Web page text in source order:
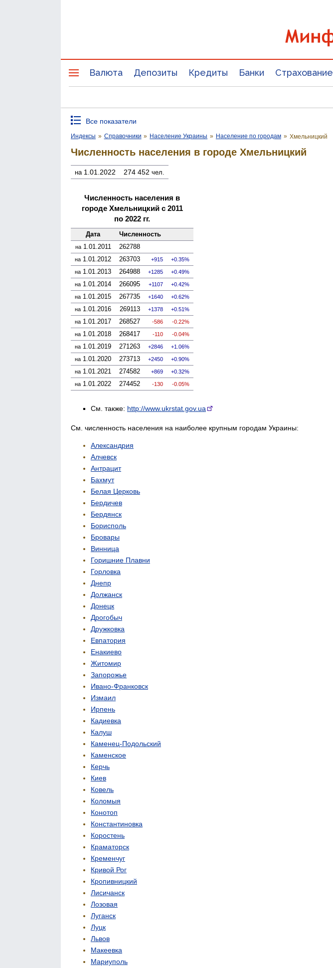
Валюта Депозиты Кредиты Банки Страхование
Все показатели
Индексы » Справочники » Население Украины » Население по городам » Хмельницкий
Численность населения в городе Хмельницкий
на 1.01.2022 274 452 чел.
Численность населения в
городе Хмельницкий с 2011
по 2022 гг.
Дата Численность
на1.01.2011 262788
на 1.01.2012 263703 915 0.35%
на 1.01.2013 264988 1285 0.49%
на 1.01.2014 266095 1107 0.42%
на 1.01.2015 267735 1640 0.62%
на 1.01.2016 269113 1378 0.51%
на 1.01.2017 268527 -586 -0.22%
на 1.01.2018 268417 -110 -0.04%
на 1.01.2019 271263 2846 1.06%
на 1.01.2020 273713 2450 0.90%
на 1.01.2021 274582 869 0.32%
на 1.01.2022 274452 -130 -0.05%
См. также: http://www.ukrstat.gov.ua
См. численность населения на наиболее крупным городам Украины:
Александрия
Алчевск
Антрацит
Бахмут
Белая Церковь
Бердичев
Бердянск
Борисполь
Бровары
Винница
Горишние Плавни
Горловка
Днепр
Должанск
Донецк
Дрогобыч
Дружковка
Евпатория
Енакиево
Житомир
Запорожье
Ивано-Франковск
Измаил
Ирпень
Кадиевка
Калуш
Каменец-Подольский
Каменское
Керчь
Киев
Ковель
Коломыя
Конотоп
Константиновка
Коростень
Краматорск
Кременчуг
Кривой Рог
Кропивницкий
Лисичанск
Лозовая
Луганск
Луцк
Львов
Макеевка
Мариуполь